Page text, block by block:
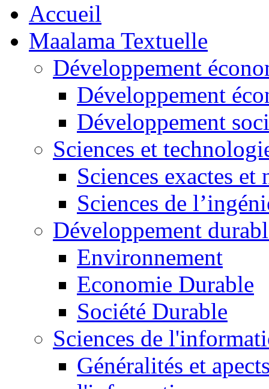
Accueil
Maalama Textuelle
Développement
Développement
Développement
Sciences et
Sciences exactes et
Sciences de
Développement
Environnement
Economie Durable
Société Durable
Sciences de
Généralités et